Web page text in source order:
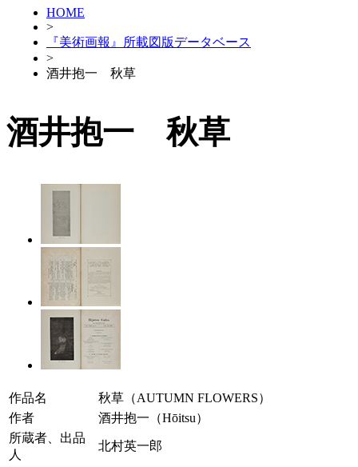
HOME
>
『美術画報』所載図版データベース
>
酒井抱一 秋草
酒井抱一 秋草
作品名
秋草（AUTUMN FLOWERS）
作者
酒井抱一（Hōitsu）
所蔵者、出品
人
北村英一郎